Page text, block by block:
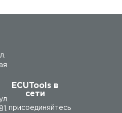
ECUTools в
сети
присоединяйтесь